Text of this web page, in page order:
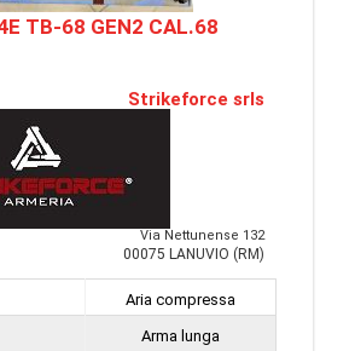
TB-68 GEN2 CAL.68
Strikeforce srls
Via Nettunense 132
00075 LANUVIO (RM)
Aria compressa
Arma lunga